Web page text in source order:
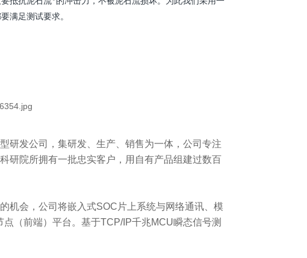
满足测试要求。
发公司，集研发、生产、销售为一体，公司专注
研院所拥有一批忠实客户，用自有产品组建过数百
会，公司将嵌入式SOC片上系统与网络通讯、模
（前端）平台。基于TCP/IP千兆MCU瞬态信号测